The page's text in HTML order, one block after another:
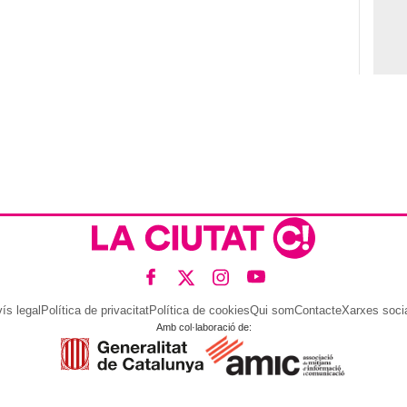
legal Política de privacitatPolítica de cookiesQui somContacteXarxes
Amb col·laboració de: